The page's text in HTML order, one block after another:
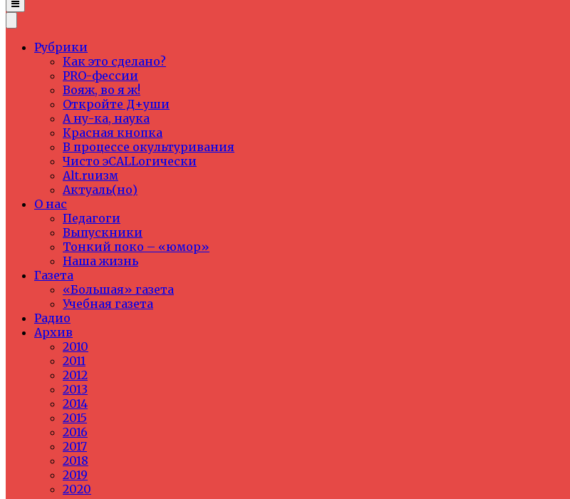
Рубрики
Как это сделано?
PRO-фессии
Вояж, во я ж!
Откройте Д+уши
А ну-ка, наука
Красная кнопка
В процессе окультуривания
Чисто эCALLогически
Alt.ruизм
Актуаль(но)
О нас
Педагоги
Выпускники
Тонкий поко – «юмор»
Наша жизнь
Газета
«Большая» газета
Учебная газета
Радио
Архив
2010
2011
2012
2013
2014
2015
2016
2017
2018
2019
2020